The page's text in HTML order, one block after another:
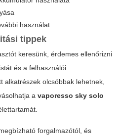
használat
tippek
keresünk, érdemes ellenőrizni
és a felhasználói
alkatrészek olcsóbbak lehetnek,
a vaporesso sky solo
forgalmazótól, és